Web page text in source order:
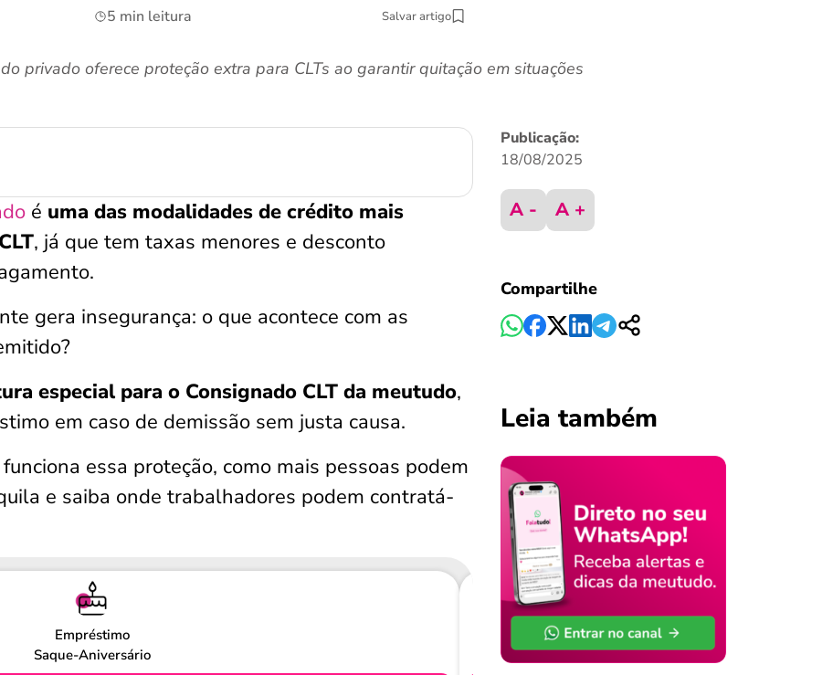
5 min leitura Salvar artigo
privado oferece proteção extra para CLTs ao garantir quitação em situações
é uma das modalidades de crédito mais
, já que tem taxas menores e desconto
gera insegurança: o que acontece com as
especial para o Consignado CLT da meutudo,
em caso de demissão sem justa causa.
essa proteção, como mais pessoas podem
e saiba onde trabalhadores podem contratá-
Empréstimo
Saque-Aniversário
Publicação:
18/08/2025
A - A +
Compartilhe
Leia também